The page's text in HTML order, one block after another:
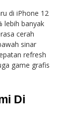
di iPhone 12
lebih banyak
cerah
sinar
refresh
game grafis
Di